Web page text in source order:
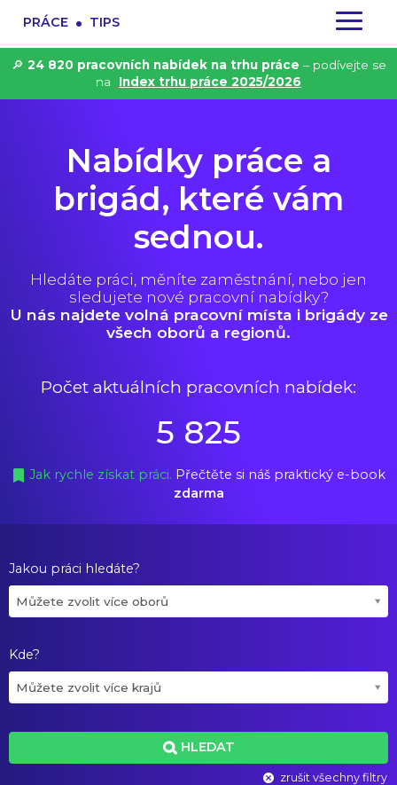
PRÁCE . TIPS
🔎 24 820 pracovních nabídek na trhu práce – podívejte se
na
Index trhu práce 2025/2026
Nabídky práce a
brigád, které vám
sednou.
Hledáte práci, měníte zaměstnání, nebo jen
sledujete nové pracovní nabídky?
U nás najdete volná pracovní místa i brigády ze
všech oborů a regionů.
Počet aktuálních pracovních nabídek:
5 825
Jak rychle získat práci. Přečtěte si náš praktický e-book
zdarma
Jakou práci hledáte?
Můžete zvolit více oborů
Kde?
Můžete zvolit více krajů
HLEDAT
zrušit všechny filtry